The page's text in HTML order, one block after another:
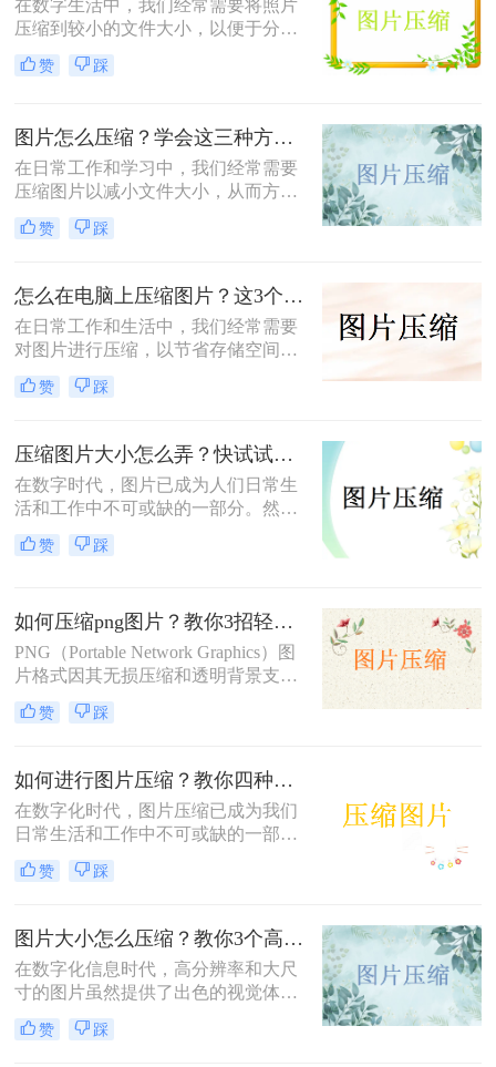
在数字生活中，我们经常需要将照片
压缩到较小的文件大小，以便于分
享、上传或存储。那么照片如何压缩
变小200kb呢？本文将介绍四种将照
赞 踩
图片怎么压缩？学会这三种方法轻松完成压缩！
在日常工作和学习中，我们经常需要
压缩图片以减小文件大小，从而方便
上传、分享或存储。那么图片怎么压
缩呢？本文将介绍三种常用的图片压
赞 踩
怎么在电脑上压缩图片？这3个压缩方法分享！
在日常工作和生活中，我们经常需要
对图片进行压缩，以节省存储空间或
加快图片上传速度。那么怎么在电脑
上压缩图片呢？本文将介绍三种在电
赞 踩
压缩图片大小怎么弄？快试试这3个压缩方法！
在数字时代，图片已成为人们日常生
活和工作中不可或缺的一部分。然
而，有时我们遇到的图片文件过大，
不仅占用存储空间，还影响上传和分
方法，帮助用户轻松解决图片大小问
题。
赞 踩
如何压缩png图片？教你3招轻松压缩！
PNG（Portable Network Graphics）图
片格式因其无损压缩和透明背景支持
而广受欢迎，但有时候文件大小可能
会过大，影响网页加载速度或文件传
本文将介绍三种压缩PNG图片的方
法，旨在帮助你在保持图像质量的前
提下减小文件大小。
赞 踩
如何进行图片压缩？教你四种实用方法！
在数字化时代，图片压缩已成为我们
日常生活和工作中不可或缺的一部
分。无论是为了节省存储空间，还是
为了加快图片在网络上的传输速度，
进行图片压缩呢？本文将为您介绍四
种实用的图片压缩方法。
赞 踩
图片大小怎么压缩？教你3个高效压缩方法！
在数字化信息时代，高分辨率和大尺
寸的图片虽然提供了出色的视觉体
验，但也带来了存储空间占用过多、
网页加载速度慢以及文件传输效率低
赞 踩